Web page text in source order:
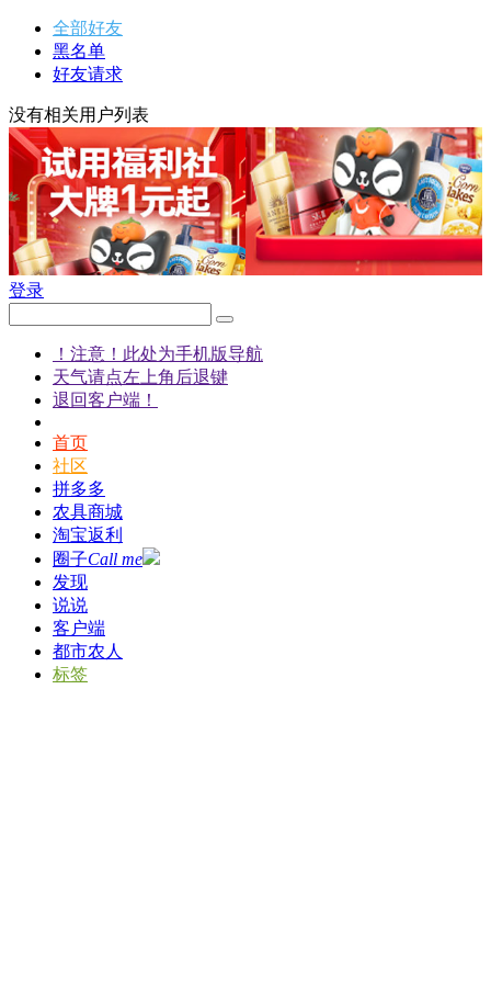
全部好友
黑名单
好友请求
没有相关用户列表
登录
！注意！此处为手机版导航
天气请点左上角后退键
退回客户端！
首页
社区
拼多多
农具商城
淘宝返利
圈子Call me
发现
说说
客户端
都市农人
标签